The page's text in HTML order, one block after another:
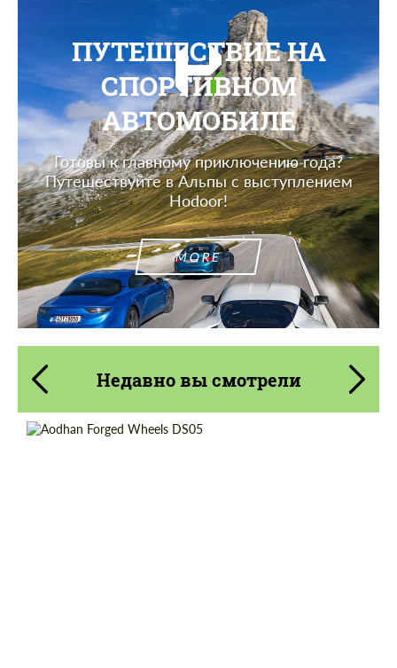
ПУТЕШЕСТВИЕ НА
СПОРТИВНОМ
АВТОМОБИЛЕ
Готовы к главному приключению года?
Путешествуйте в Альпы с выступлением
Hodoor!
MORE
Недавно вы смотрели